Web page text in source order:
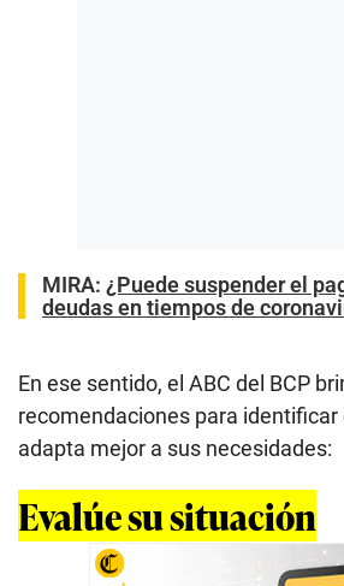
MIRA: ¿Puede suspender el
deudas en tiempos de
En ese sentido, el ABC del BCP
recomendaciones para identificar
adapta mejor a sus necesidades:
Evalúe su situación